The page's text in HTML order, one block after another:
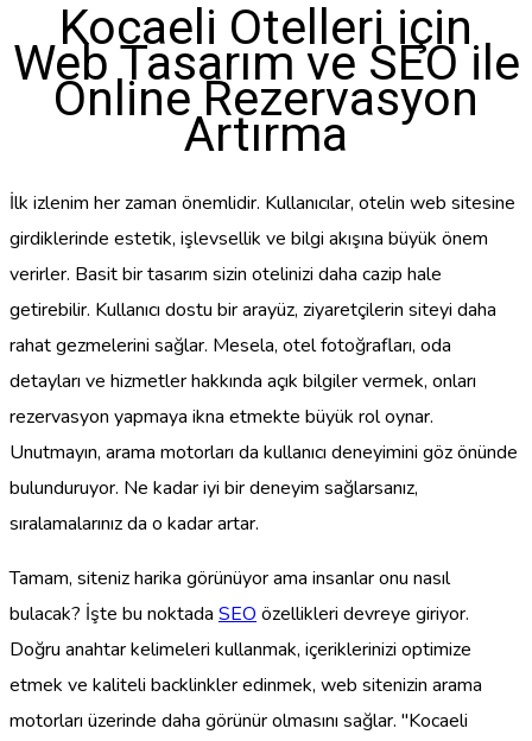
Kocaeli Otelleri için
Web Tasarım ve SEO ile
Online Rezervasyon
Artırma
İlk izlenim her zaman önemlidir. Kullanıcılar, otelin web sitesine
girdiklerinde estetik, işlevsellik ve bilgi akışına büyük önem
verirler. Basit bir tasarım sizin otelinizi daha cazip hale
getirebilir. Kullanıcı dostu bir arayüz, ziyaretçilerin siteyi daha
rahat gezmelerini sağlar. Mesela, otel fotoğrafları, oda
detayları ve hizmetler hakkında açık bilgiler vermek, onları
rezervasyon yapmaya ikna etmekte büyük rol oynar.
Unutmayın, arama motorları da kullanıcı deneyimini göz önünde
bulunduruyor. Ne kadar iyi bir deneyim sağlarsanız,
sıralamalarınız da o kadar artar.
Tamam, siteniz harika görünüyor ama insanlar onu nasıl
bulacak? İşte bu noktada SEO özellikleri devreye giriyor.
Doğru anahtar kelimeleri kullanmak, içeriklerinizi optimize
etmek ve kaliteli backlinkler edinmek, web sitenizin arama
motorları üzerinde daha görünür olmasını sağlar. "Kocaeli